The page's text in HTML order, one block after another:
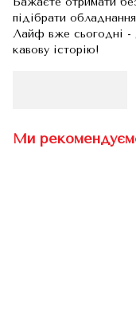
підібрати
Лайф вже сьогодні -
кавову історію!
Ми